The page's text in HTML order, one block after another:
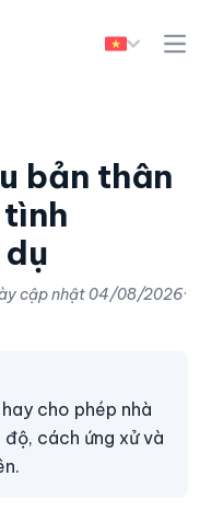
bản thân
cập nhật04/08/2026·
cho phép nhà
cách ứng xử và